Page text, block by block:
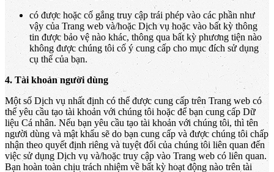
có được hoặc cố gắng truy cập trái phép vào các phần như
vậy của Trang web và/hoặc Dịch vụ hoặc vào bất kỳ thông
tin được bảo vệ nào khác, thông qua bất kỳ phương tiện nào
không được chúng tôi cố ý cung cấp cho mục đích sử dụng
cụ thể của bạn.
4. Tài khoản người dùng
Một số Dịch vụ nhất định có thể được cung cấp trên Trang web có
thể yêu cầu tạo tài khoản với chúng tôi hoặc để bạn cung cấp Dữ
liệu Cá nhân. Nếu bạn yêu cầu tạo tài khoản với chúng tôi, thì tên
người dùng và mật khẩu sẽ do bạn cung cấp và được chúng tôi chấp
nhận theo quyết định riêng và tuyệt đối của chúng tôi liên quan đến
việc sử dụng Dịch vụ và/hoặc truy cập vào Trang web có liên quan.
Bạn hoàn toàn chịu trách nhiệm về bất kỳ hoạt động nào trên tài